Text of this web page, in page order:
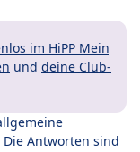
im HiPP Mein
und deine Club-
Antworten sind